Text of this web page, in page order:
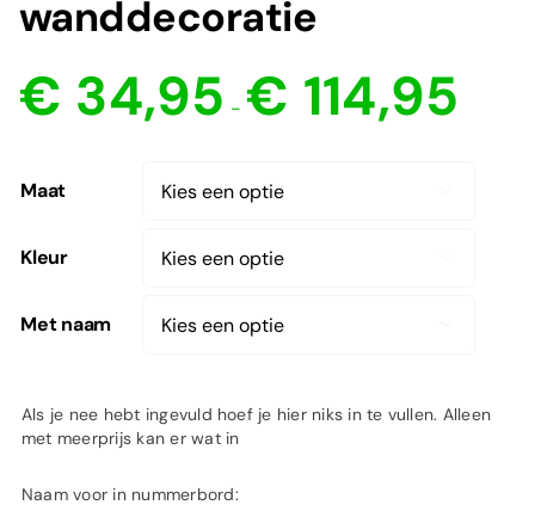
wanddecoratie
€ 34,95 - € 114,95
Maat
Kleur
Met naam
Als je nee hebt ingevuld hoef je hier niks in te vullen. Alleen
met meerprijs kan er wat in
Naam voor in nummerbord: